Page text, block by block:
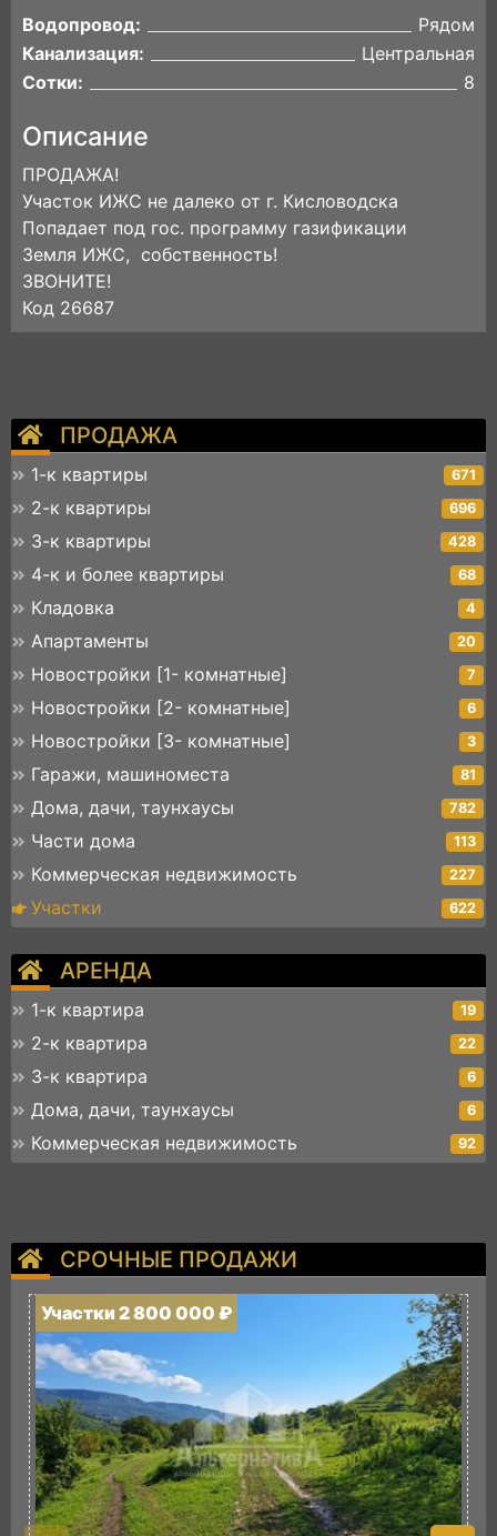
ПРОДАЖА
1-к квартиры 671
2-к квартиры 696
3-к квартиры 428
4-к и более квартиры 68
Кладовка 4
Апартаменты 20
Новостройки [1- комнатные] 7
Новостройки [2- комнатные] 6
Новостройки [3- комнатные] 3
Гаражи, машиноместа 81
Дома, дачи, таунхаусы 782
Части дома 113
Коммерческая недвижимость 227
Участки 622
АРЕНДА
1-к квартира 19
2-к квартира 22
3-к квартира 6
Дома, дачи, таунхаусы 6
Коммерческая недвижимость 92
Водопровод:
Рядом
Канализация:
Центральная
Сотки:
8
Описание
ПРОДАЖА!
Участок ИЖС не далеко от г. Кисловодска
Попадает под гос. программу газификации
Земля ИЖС, собственность!
ЗВОНИТЕ!
Код 26687
СРОЧНЫЕ ПРОДАЖИ
Участки 2 800 000 ₽